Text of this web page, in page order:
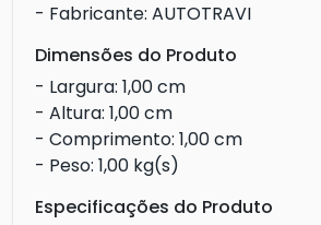
- Fabricante: AUTOTRAVI
Dimensões do Produto
- Largura: 1,00 cm
- Altura: 1,00 cm
- Comprimento: 1,00 cm
- Peso: 1,00 kg(s)
Especificações do Produto